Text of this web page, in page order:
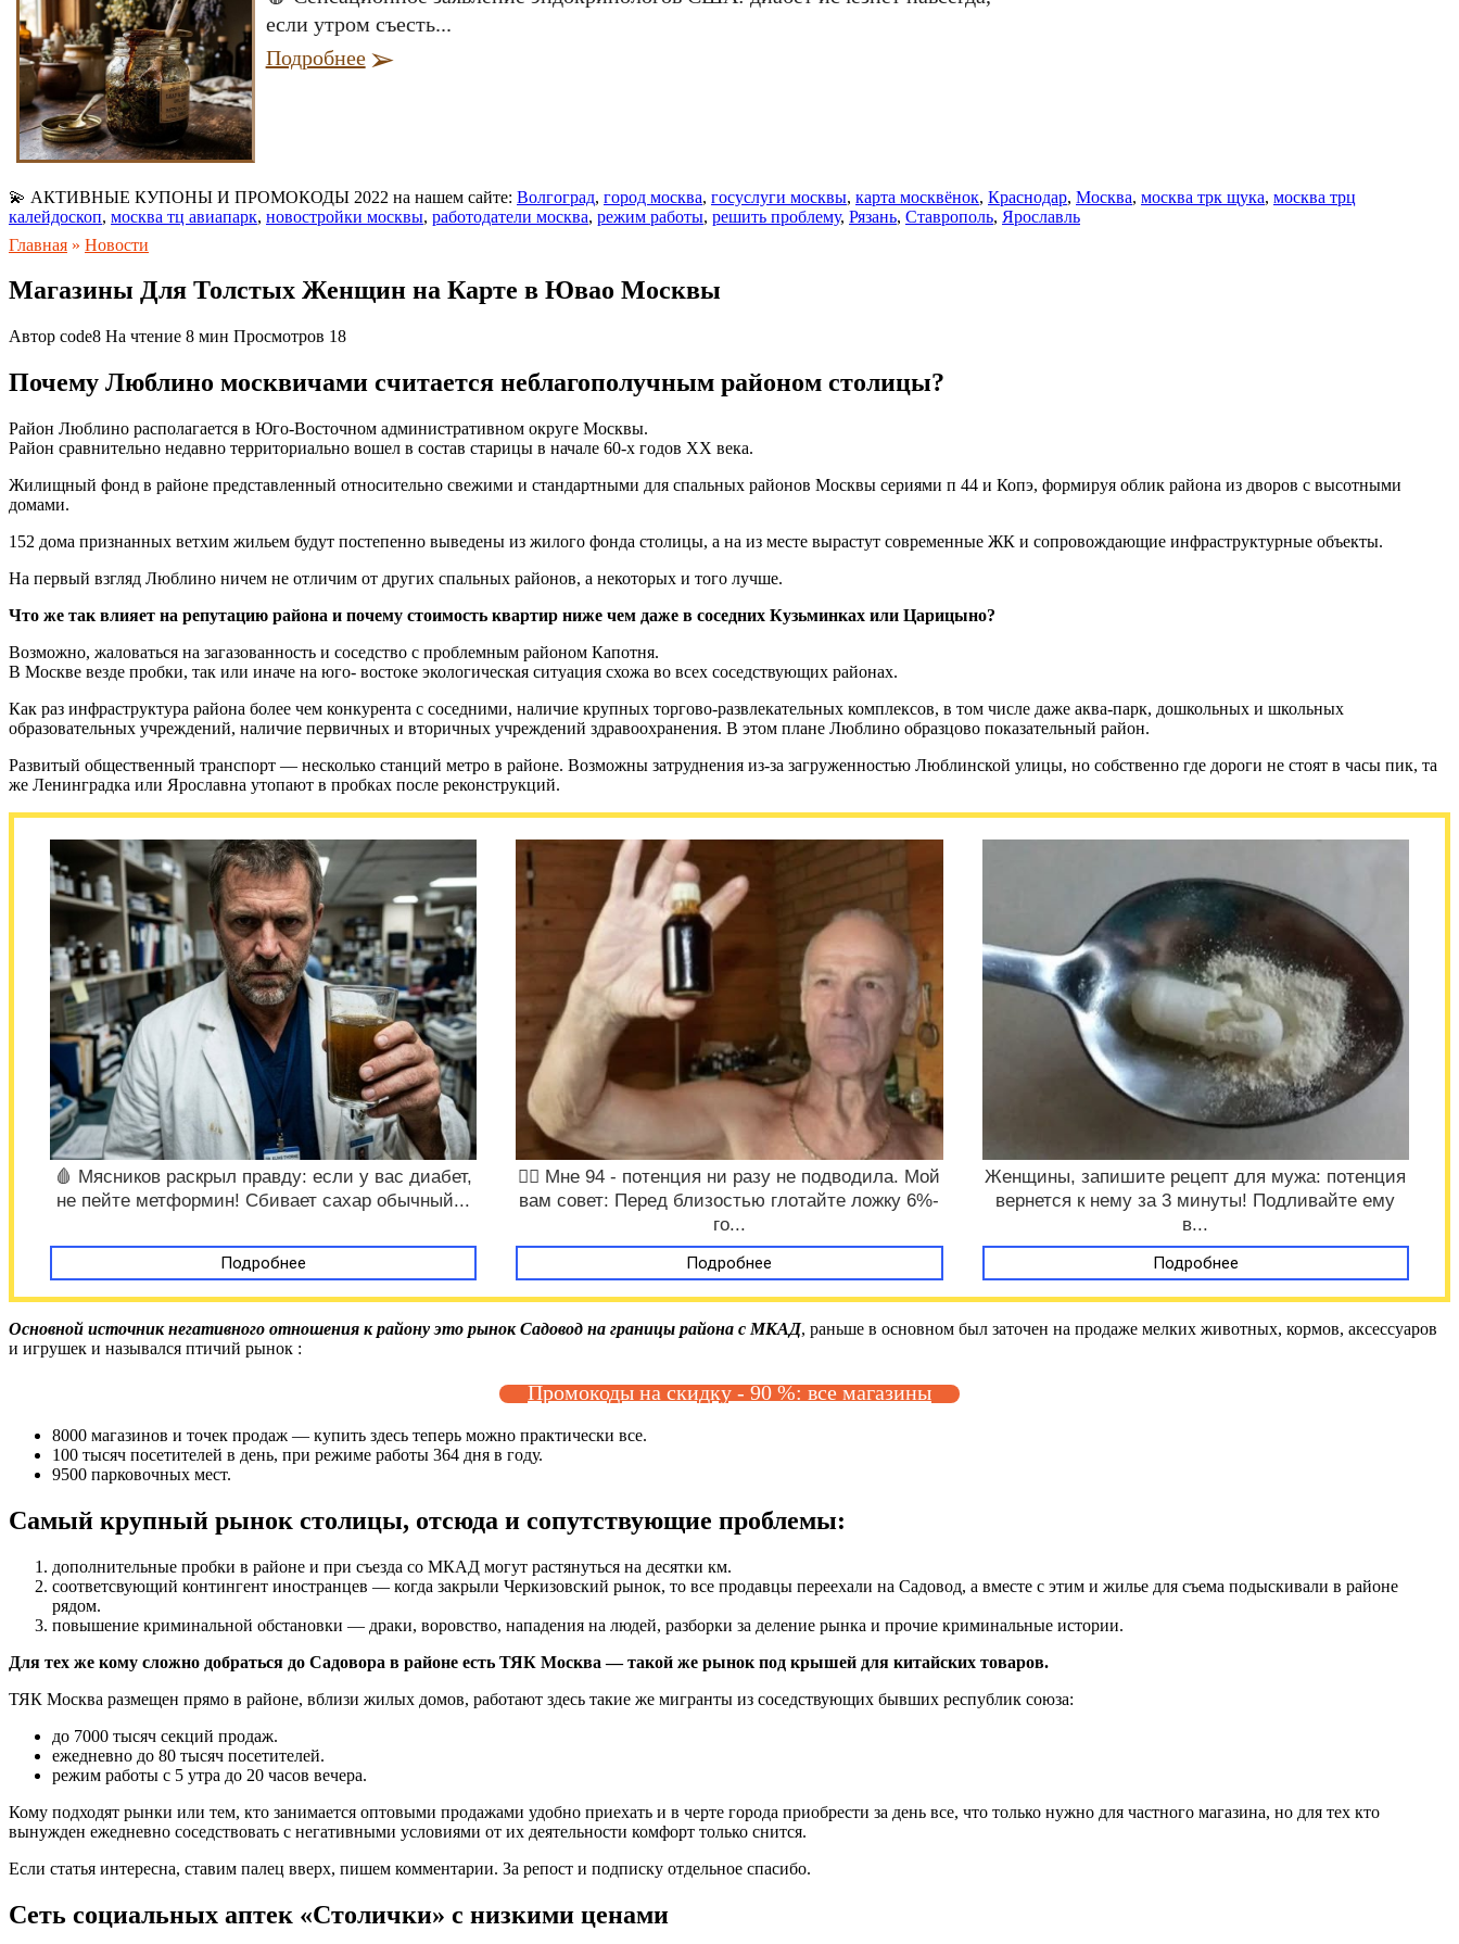
если утром съесть...
Подробнее
💫 АКТИВНЫЕ КУПОНЫ И ПРОМОКОДЫ 2022 на нашем сайте: Волгоград, город москва, госуслуги москвы, карта москвёнок, Краснодар, Москва, москва трк щука, москва трц
калейдоскоп, москва тц авиапарк, новостройки москвы, работодатели москва, режим работы, решить проблему, Рязань, Ставрополь, Ярославль
Главная » Новости
Магазины Для Толстых Женщин на Карте в Ювао Москвы
Автор code8 На чтение 8 мин Просмотров 18
Почему Люблино москвичами считается неблагополучным районом столицы?
Район Люблино располагается в Юго-Восточном административном округе Москвы.
Район сравнительно недавно территориально вошел в состав старицы в начале 60-х годов ХХ века.
Жилищный фонд в районе представленный относительно свежими и стандартными для спальных районов Москвы сериями п 44 и Копэ, формируя облик района из дворов с высотными
домами.
152 дома признанных ветхим жильем будут постепенно выведены из жилого фонда столицы, а на из месте вырастут современные ЖК и сопровождающие инфраструктурные объекты.
На первый взгляд Люблино ничем не отличим от других спальных районов, а некоторых и того лучше.
Что же так влияет на репутацию района и почему стоимость квартир ниже чем даже в соседних Кузьминках или Царицыно?
Возможно, жаловаться на загазованность и соседство с проблемным районом Капотня.
В Москве везде пробки, так или иначе на юго- востоке экологическая ситуация схожа во всех соседствующих районах.
Как раз инфраструктура района более чем конкурента с соседними, наличие крупных торгово-развлекательных комплексов, в том числе даже аква-парк, дошкольных и школьных
образовательных учреждений, наличие первичных и вторичных учреждений здравоохранения. В этом плане Люблино образцово показательный район.
Развитый общественный транспорт — несколько станций метро в районе. Возможны затруднения из-за загруженностью Люблинской улицы, но собственно где дороги не стоят в часы пик, та
же Ленинградка или Ярославна утопают в пробках после реконструкций.
🩸 Мясников раскрыл правду: если у вас диабет,
не пейте метформин! Сбивает сахар обычный...
Подробнее
❤️‍🔥 Мне 94 - потенция ни разу не подводила. Мой
вам совет: Перед близостью глотайте ложку 6%-
го...
Подробнее
Женщины, запишите рецепт для мужа: потенция
вернется к нему за 3 минуты! Подливайте ему
в...
Подробнее
Основной источник негативного отношения к району это рынок Садовод на границы района с МКАД, раньше в основном был заточен на продаже мелких животных, кормов, аксессуаров
и игрушек и назывался птичий рынок :
Промокоды на скидку - 90 %: все магазины
8000 магазинов и точек продаж — купить здесь теперь можно практически все.
100 тысяч посетителей в день, при режиме работы 364 дня в году.
9500 парковочных мест.
Самый крупный рынок столицы, отсюда и сопутствующие проблемы:
дополнительные пробки в районе и при съезда со МКАД могут растянуться на десятки км.
соответсвующий контингент иностранцев — когда закрыли Черкизовский рынок, то все продавцы переехали на Садовод, а вместе с этим и жилье для съема подыскивали в районе
рядом.
повышение криминальной обстановки — драки, воровство, нападения на людей, разборки за деление рынка и прочие криминальные истории.
Для тех же кому сложно добраться до Садовора в районе есть ТЯК Москва — такой же рынок под крышей для китайских товаров.
ТЯК Москва размещен прямо в районе, вблизи жилых домов, работают здесь такие же мигранты из соседствующих бывших республик союза:
до 7000 тысяч секций продаж.
ежедневно до 80 тысяч посетителей.
режим работы с 5 утра до 20 часов вечера.
Кому подходят рынки или тем, кто занимается оптовыми продажами удобно приехать и в черте города приобрести за день все, что только нужно для частного магазина, но для тех кто
вынужден ежедневно соседствовать с негативными условиями от их деятельности комфорт только снится.
Если статья интересна, ставим палец вверх, пишем комментарии. За репост и подписку отдельное спасибо.
Сеть социальных аптек «Столички» с низкими ценами